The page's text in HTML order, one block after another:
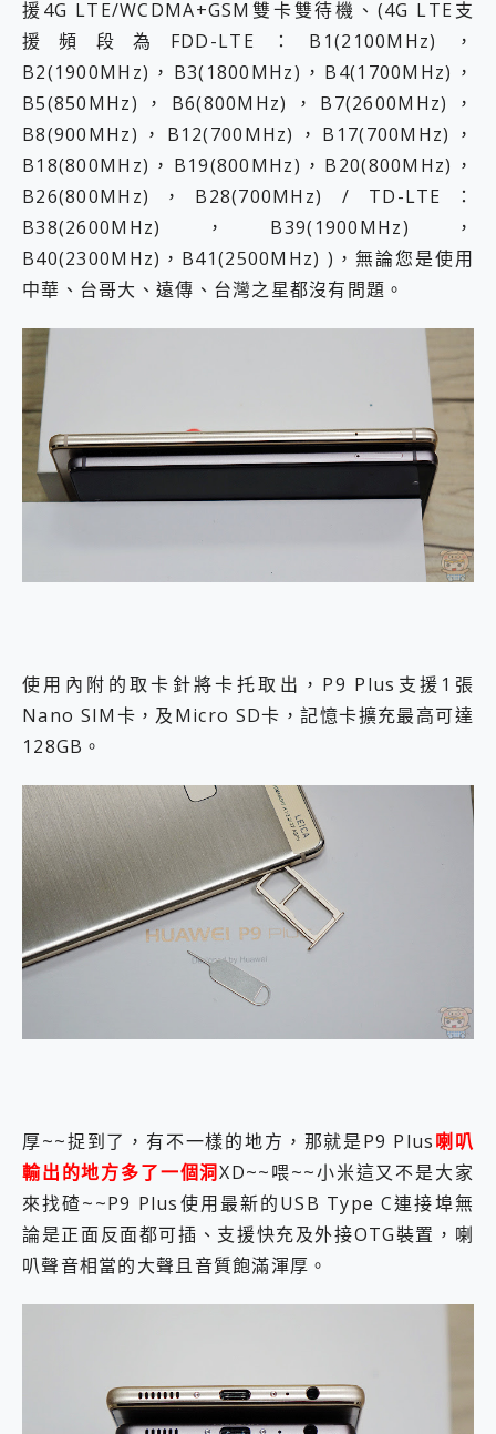
援4G LTE/WCDMA+GSM雙卡雙待機、(4G LTE支
援頻段為FDD-LTE：B1(2100MHz)，
B2(1900MHz)，B3(1800MHz)，B4(1700MHz)，
B5(850MHz)，B6(800MHz)，B7(2600MHz)，
B8(900MHz)，B12(700MHz)，B17(700MHz)，
B18(800MHz)，B19(800MHz)，B20(800MHz)，
B26(800MHz)，B28(700MHz) / TD-LTE：
B38(2600MHz)，B39(1900MHz)，
B40(2300MHz)，B41(2500MHz) )，無論您是使用
中華、台哥大、遠傳、台灣之星都沒有問題。
使用內附的取卡針將卡托取出，P9 Plus支援1張
Nano SIM卡，及Micro SD卡，記憶卡擴充最高可達
128GB。
厚~~捉到了，有不一樣的地方，那就是P9 Plus喇叭
輸出的地方多了一個洞XD~~喂~~小米這又不是大家
來找碴~~P9 Plus使用最新的USB Type C連接埠無
論是正面反面都可插、支援快充及外接OTG裝置，喇
叭聲音相當的大聲且音質飽滿渾厚。